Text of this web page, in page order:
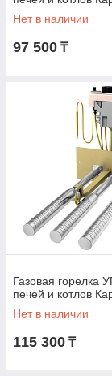
Нет в наличии
97 500 ₸
Газовая горелка
печей и котлов
Нет в наличии
115 300 ₸